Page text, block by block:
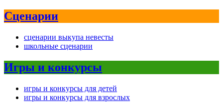
Сценарии
сценарии выкупа невесты
школьные сценарии
Игры и конкурсы
игры и конкурсы для детей
игры и конкурсы для взрослых